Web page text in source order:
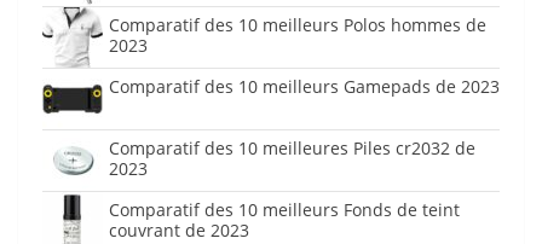
Comparatif des 10 meilleurs Polos hommes de
2023
Comparatif des 10 meilleurs Gamepads de 2023
Comparatif des 10 meilleures Piles cr2032 de
2023
Comparatif des 10 meilleurs Fonds de teint
couvrant de 2023